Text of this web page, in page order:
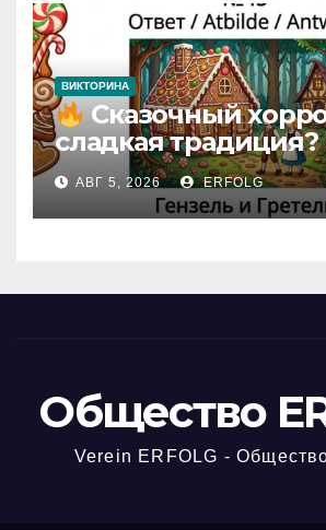
ВИКТОРИНА
Сказочный
сладкая традиция?
Открываем
вчерашней
АВГ 5, 2026 ERFOLG
Общество
Verein ERFOLG -